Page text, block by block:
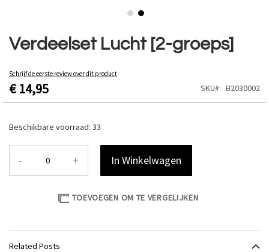
Verdeelset Lucht [2-groeps]
Schrijf de eerste review over dit product
€ 14,95 SKU B2030002
Beschikbare voorraad: 33
- + In Winkelwagen
TOEVOEGEN OM TE VERGELIJKEN
naar
het
van
de
afbeeldingen-
Related Posts